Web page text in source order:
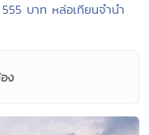
บาท หล่อเทียนจำนำ
ง